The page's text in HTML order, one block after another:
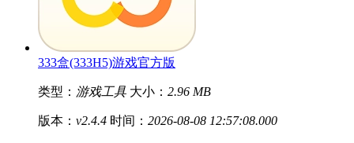
333盒(333H5)游戏官方版
类型： 游戏工具 大小： 2.96 MB
版本： v2.4.4 时间： 2026-08-08 12:57:08.000